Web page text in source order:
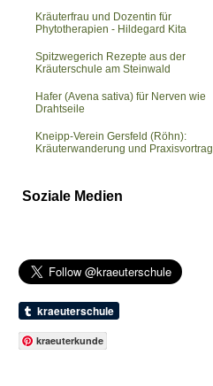
Kräuterfrau und Dozentin für
Phytotherapien - Hildegard Kita
Spitzwegerich Rezepte aus der
Kräuterschule am Steinwald
Hafer (Avena sativa) für Nerven wie
Drahtseile
Kneipp-Verein Gersfeld (Röhn):
Kräuterwanderung und Praxisvortrag
Soziale Medien
kraeuterkunde